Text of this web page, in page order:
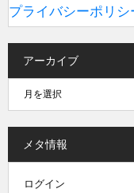
プライバシーポリシ
アーカイブ
メタ情報
ログイン